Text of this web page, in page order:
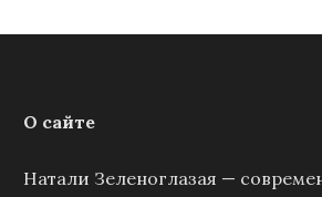
О сайте
Натали Зеленоглазая —